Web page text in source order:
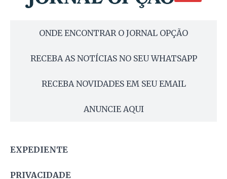
ONDE ENCONTRAR O JORNAL OPÇÃO
RECEBA AS NOTÍCIAS NO SEU WHATSAPP
RECEBA NOVIDADES EM SEU EMAIL
ANUNCIE AQUI
EXPEDIENTE
PRIVACIDADE